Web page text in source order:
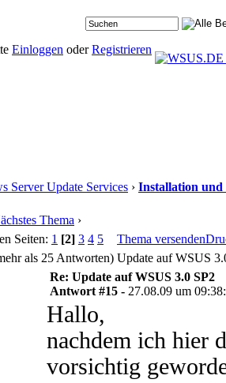
Einloggen oderRegistrieren
Server Update Services › Installation
Thema ›
Seiten: 1 [2] 3 4 5 Thema versenden
Update auf WSUS
Re: Update auf WSUS 3.0 SP2
Antwort #15 - 27.08.09 um
Hallo,
nachdem ich hier
vorsichtig